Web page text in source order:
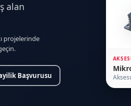
alan
projelerinde
Başvurusu